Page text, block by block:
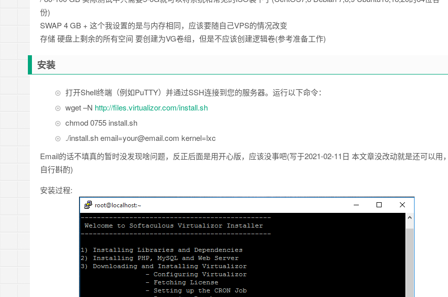
份)
SWAP 4 GB + 这个我设置的是与内存相同，应该要随自己VPS的情况改变
存储 硬盘上剩余的所有空间 要创建为VG卷组，但是不应该创建逻辑卷(参考准备工作)
安装
打开Shell终端（例如PuTTY）并通过SSH连接到您的服务器。运行以下命令：
wget –N http://files.virtualizor.com/install.sh
chmod 0755 install.sh
./install.sh email=your@email.com kernel=lxc
Email的话不填真的暂时没发现啥问题，反正后面是用开心版，应该没事吧(写于2021-02-11日 本文章没改动就是还可以用，
自行斟酌)
安装过程: